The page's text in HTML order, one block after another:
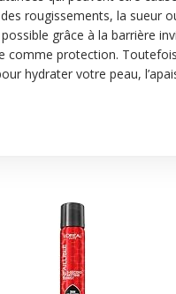
des rougissements, la sueur
grâce à la barrière
comme protection.
hydrater votre peau,